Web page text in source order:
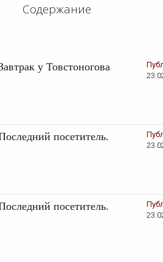
Содержание
у Товстоногова
посетитель.
посетитель.